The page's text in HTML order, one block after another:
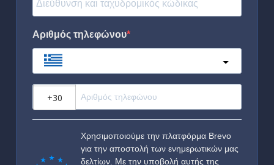
Αριθμός τηλεφώνου
Χρησιμοποιούμε την πλατφόρμα Brevo
για την αποστολή των ενημερωτικών μας
δελτίων. Με την υποβολή αυτής της